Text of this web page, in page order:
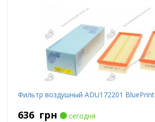
Фильтр воздушный ADU172201 BluePrint
636 грн
сегодня